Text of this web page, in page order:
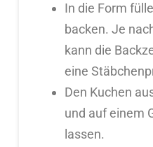
In die Form
backen. Je
kann die
eine
Den Kuchen
und auf einem
lassen.